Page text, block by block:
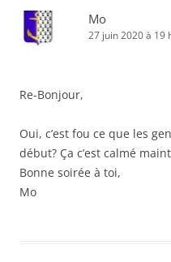
Mo
27 juin 2020 à 19
Re-Bonjour,
Oui, c’est fou ce que les
début? Ça c’est calmé
Bonne soirée à toi,
Mo